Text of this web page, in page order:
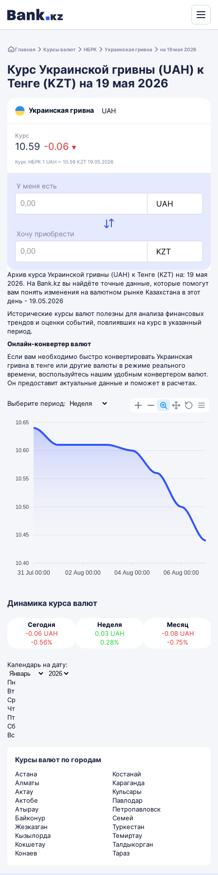
Translate
Главная Курсы валют НБРК Украинская гривна на 19 мая 2026
Курс Украинской гривны (UAH) к
Тенге (KZT) на 19 мая 2026
Украинская гривна UAH
Курс
10.59 -0.06 ▼
Курс НБРК 1 UAH = 10.59 KZT 19.05.2026
У меня есть
UAH
Хочу приобрести
KZT
Архив курса Украинской гривны (UAH) к Тенге (KZT) на: 19 мая
2026. На Bank.kz вы найдёте точные данные, которые помогут
вам понять изменения на валютном рынке Казахстана в этот
день - 19.05.2026
Исторические курсы валют полезны для анализа финансовых
трендов и оценки событий, повлиявших на курс в указанный
период.
Онлайн-конвертер валют
Если вам необходимо быстро конвертировать Украинская
гривна в тенге или другие валюты в режиме реального
времени, воспользуйтесь нашим удобным конвертером валют.
Он предоставит актуальные данные и поможет в расчетах.
Выберите период:
10.65
10.60
10.55
10.50
10.45
10.40
31 Jul 00:00 02 Aug 00:00 04 Aug 00:00 06 Aug 00:00
Динамика курса валют
Сегодня
-0.06 UAH
-0.56%
Неделя
0.03 UAH
0.28%
Месяц
-0.08 UAH
-0.75%
Календарь на дату:
Пн
Вт
Ср
Чт
Пт
Сб
Вс
Курсы валют по городам
Астана
Алматы
Актау
Актобе
Атырау
Байконур
Жезказган
Кызылорда
Кокшетау
Конаев
Костанай
Караганда
Кульсары
Павлодар
Петропавловск
Семей
Туркестан
Темиртау
Талдыкорган
Тараз